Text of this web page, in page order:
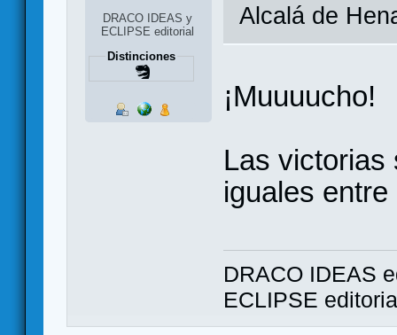
DRACO IDEAS y
ECLIPSE editorial
Distinciones
Alcalá de
¡Muuuucho!
Las victorias
iguales
DRACO IDEAS
ECLIPSE